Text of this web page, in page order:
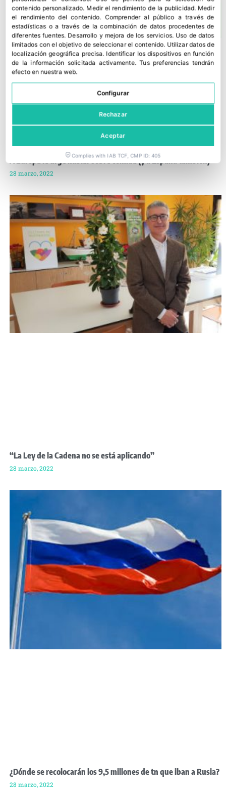
A Europa le urge hablar sobre comida (y a España también)
28 marzo, 2022
“La Ley de la Cadena no se está aplicando”
28 marzo, 2022
¿Dónde se recolocarán los 9,5 millones de tn que iban a Rusia?
28 marzo, 2022
contenido personalizado. Medir el rendimiento de la publicidad. Medir
el rendimiento del contenido.Comprender al público a través de
estadísticas o a través de la combinación de datos procedentes de
diferentes fuentes. Desarrollo y mejora de los servicios. Uso de datos
limitados con el objetivo de seleccionar el contenido. Utilizar datos de
localización geográfica precisa. Identificar los dispositivos en función
de la información solicitada activamente.Tus preferencias tendrán
efecto en nuestra web.
Configurar
Rechazar
Aceptar
Complies with IAB TCF, CMP ID: 405